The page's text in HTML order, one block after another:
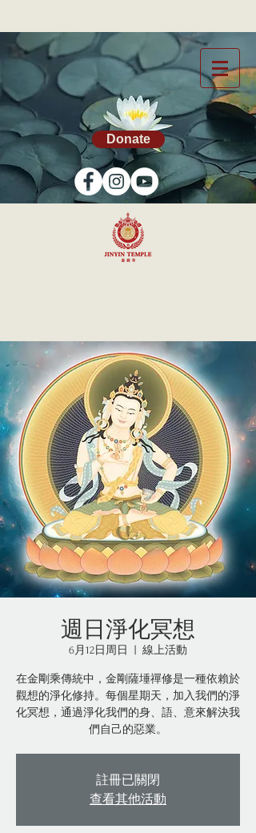
Donate
週日淨化冥想
6月12日周日 線上活動
在金剛乘傳統中，金剛薩埵禪修是一種依賴於
觀想的淨化修持。每個星期天，加入我們的淨
化冥想，通過淨化我們的身、語、意來解決我
們自己的惡業。
註冊已關閉
查看其他活動